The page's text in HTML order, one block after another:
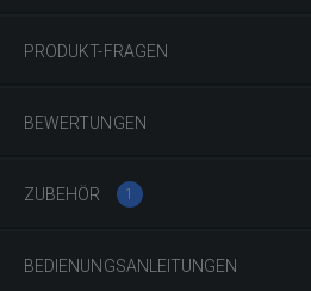
PRODUKT-FRAGEN
BEWERTUNGEN
ZUBEHÖR 1
BEDIENUNGSANLEITUNGEN